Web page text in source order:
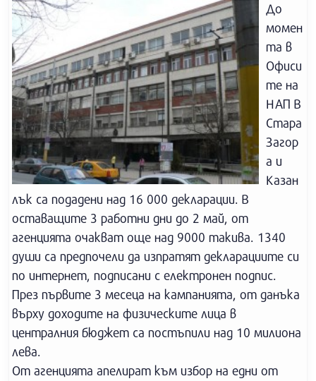
До
момен
та в
Офиси
те на
НАП В
Стара
Загор
а и
Казан
лък са подадени над 16 000 декларации. В
оставащите 3 работни дни до 2 май, от
агенцията очакват още над 9000 такива. 1340
души са предпочели да изпратят декларациите си
по интернет, подписани с електронен подпис.
През първите 3 месеца на кампанията, от данъка
върху доходите на физическите лица в
централния бюджет са постъпили над 10 милиона
лева.
От агенцията апелират към избор на едни от